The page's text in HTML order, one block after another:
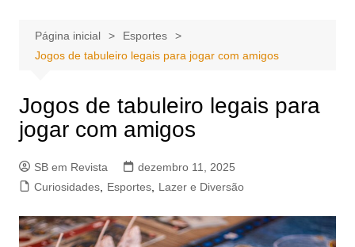
Página inicial
Esportes
Jogos de tabuleiro legais para jogar com amigos
Jogos de tabuleiro legais para
jogar com amigos
SB em Revista
dezembro 11, 2025
Curiosidades, Esportes, Lazer e Diversão